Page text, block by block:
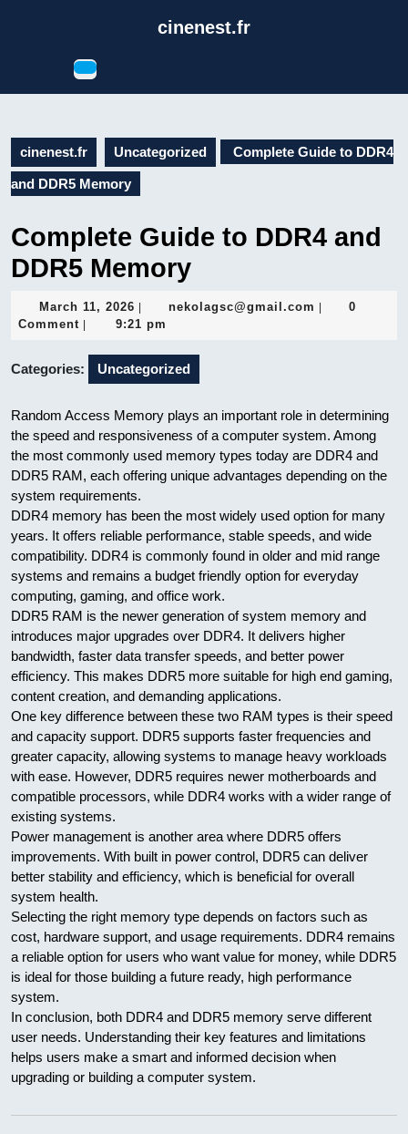
cinenest.fr
Open
cinenest.fr Uncategorized Complete Guide to DDR4
and DDR5 Memory
Complete Guide to DDR4 and
DDR5 Memory
March 11, 2026 March
11,
nekolagsc@gmail.com
0
Comment
9:21 pm
Categories: Uncategorized
Random Access Memory plays an important role in determining
the speed and responsiveness of a computer system. Among
the most commonly used memory types today are DDR4 and
DDR5 RAM, each offering unique advantages depending on the
system requirements.
DDR4 memory has been the most widely used option for many
years. It offers reliable performance, stable speeds, and wide
compatibility. DDR4 is commonly found in older and mid range
systems and remains a budget friendly option for everyday
computing, gaming, and office work.
DDR5 RAM is the newer generation of system memory and
introduces major upgrades over DDR4. It delivers higher
bandwidth, faster data transfer speeds, and better power
efficiency. This makes DDR5 more suitable for high end gaming,
content creation, and demanding applications.
One key difference between these two RAM types is their speed
and capacity support. DDR5 supports faster frequencies and
greater capacity, allowing systems to manage heavy workloads
with ease. However, DDR5 requires newer motherboards and
compatible processors, while DDR4 works with a wider range of
existing systems.
Power management is another area where DDR5 offers
improvements. With built in power control, DDR5 can deliver
better stability and efficiency, which is beneficial for overall
system health.
Selecting the right memory type depends on factors such as
cost, hardware support, and usage requirements. DDR4 remains
a reliable option for users who want value for money, while DDR5
is ideal for those building a future ready, high performance
system.
In conclusion, both DDR4 and DDR5 memory serve different
user needs. Understanding their key features and limitations
helps users make a smart and informed decision when
upgrading or building a computer system.